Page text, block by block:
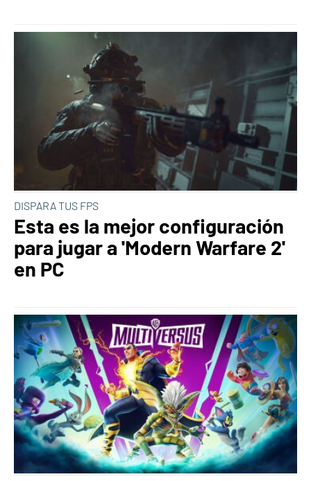
DISPARA TUS FPS
Esta es la mejor configuración
para jugar a 'Modern Warfare 2'
en PC